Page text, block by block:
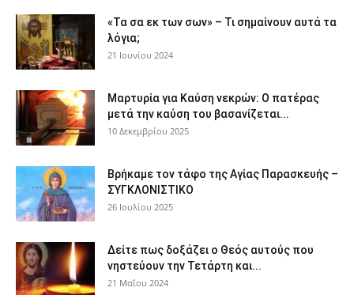
«Τα σα εκ των σων» – Τι σημαίνουν αυτά τα
λόγια;
21 Ιουνίου 2024
Μαρτυρία για Καύση νεκρών: Ο πατέρας
μετά την καύση του βασανίζεται...
10 Δεκεμβρίου 2025
Βρήκαμε τον τάφο της Αγίας Παρασκευής –
ΣΥΓΚΛΟΝΙΣΤΙΚΟ
26 Ιουλίου 2025
Δείτε πως δοξάζει ο Θεός αυτούς που
νηστεύουν την Τετάρτη και...
21 Μαΐου 2024